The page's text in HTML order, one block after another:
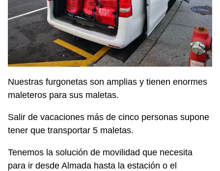
Nuestras furgonetas son amplias y tienen enormes
maleteros para sus maletas.
Salir de vacaciones más de cinco personas supone
tener que transportar 5 maletas.
Tenemos la solución de movilidad que necesita
para ir desde Almada hasta la estación o el